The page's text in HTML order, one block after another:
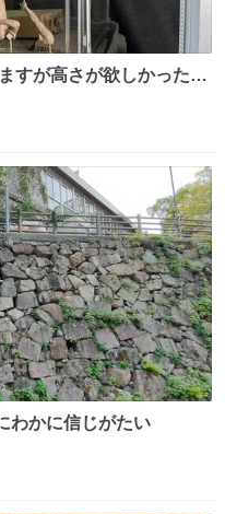
すが高さが欲しかったの
ツルセコ改造 扉が手前
のでかなり使いやすく
わかに信じがたい